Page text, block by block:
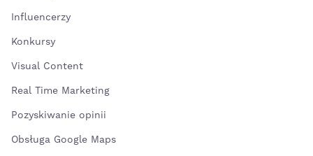
Influencerzy
Konkursy
Visual Content
Real Time Marketing
Pozyskiwanie opinii
Obsługa Google Maps